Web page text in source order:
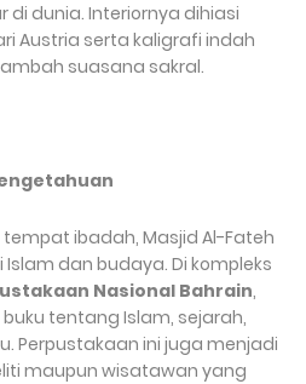
di dunia. Interiornya dihiasi
Austria serta kaligrafi indah
suasana sakral.
ibadah, Masjid Al-Fateh
dan budaya. Di kompleks
Nasional Bahrain,
tentang Islam, sejarah,
Perpustakaan ini juga menjadi
maupun wisatawan yang